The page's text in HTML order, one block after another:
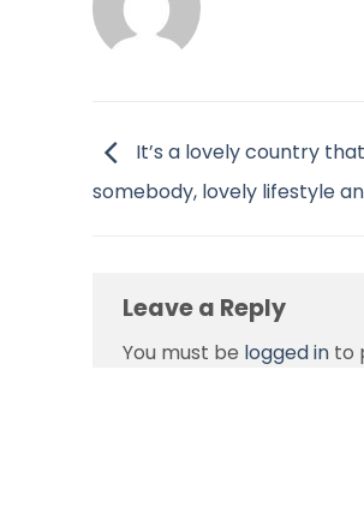
It’s a lovely country
somebody, lovely lifestyle
Leave a Reply
You must be logged in to